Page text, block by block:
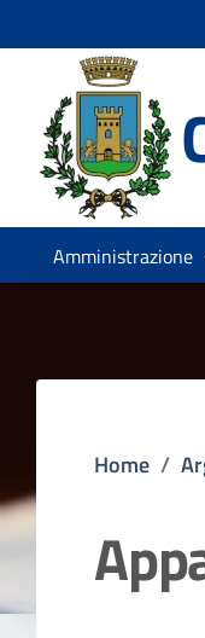
Amministrazione
Home /